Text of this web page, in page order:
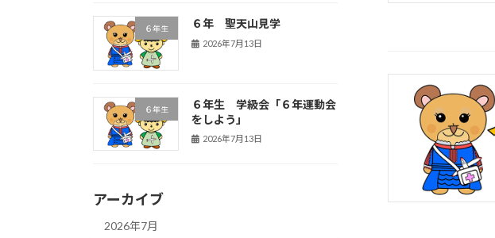
６年生 ６年 聖天山見学
2026年7月13日
６年生
６年生 学級会「６年運動会
をしよう」
2026年7月13日
アーカイブ
2026年7月